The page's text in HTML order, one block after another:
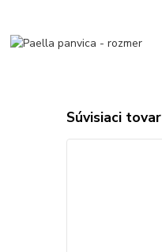
Súvisiaci tovar